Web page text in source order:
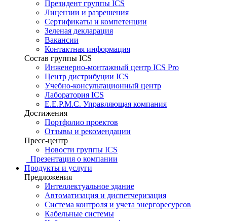
Президент группы ICS
Лицензии и разрешения
Сертификаты и компетенции
Зеленая декларация
Вакансии
Контактная информация
Состав группы ICS
Инженерно-монтажный центр ICS Pro
Центр дистрибуции ICS
Учебно-консультационный центр
Лаборатория ICS
E.E.P.M.C. Управляющая компания
Достижения
Портфолио проектов
Отзывы и рекомендации
Пресс-центр
Новости группы ICS
Презентация о компании
Продукты и услуги
Предложения
Интеллектуальное здание
Автоматизация и диспетчеризация
Система контроля и учета энергоресурсов
Кабельные системы